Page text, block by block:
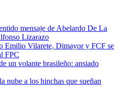
mensaje de Abelardo De La
Lizarazo
Emilio Vilarete, Dimayor y FCF se
FPC
un volante brasileño: ansiado
nube a los hinchas que sueñan